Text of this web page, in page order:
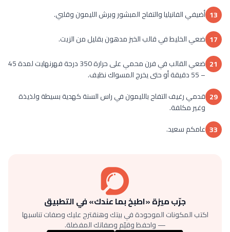
13 أضيفي الفانيليا والتفاح المبشور وبرش الليمون وقلبي.
17 ضعي الخليط في قالب الخبز مدهون بقليل من الزيت.
21
ضعي القالب في فرن محمي على حرارة 350 درجة فهرنهايت لمدة 45
– 55 دقيقة أو حتى يخرج المسواك نظيف.
29 قدمي رغيف التفاح بالليمون في راس السنة كهدية بسيطة ولذيذة
وغير مكلفة.
33 عامكم سعيد.
جرّب ميزة «اطبخ بما عندك» في التطبيق
اكتب المكونات الموجودة في بيتك وهنقترح عليك وصفات تناسبها
— واحفظ وقيّم وصفاتك المفضلة.